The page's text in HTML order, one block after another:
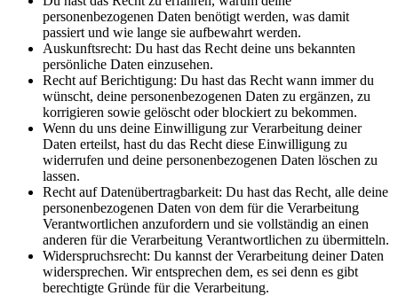
personenbezogenen Daten benötigt werden, was damit
passiert und wie lange sie aufbewahrt werden.
Auskunftsrecht: Du hast das Recht deine uns bekannten
persönliche Daten einzusehen.
Recht auf Berichtigung: Du hast das Recht wann immer du
wünscht, deine personenbezogenen Daten zu ergänzen, zu
korrigieren sowie gelöscht oder blockiert zu bekommen.
Wenn du uns deine Einwilligung zur Verarbeitung deiner
Daten erteilst, hast du das Recht diese Einwilligung zu
widerrufen und deine personenbezogenen Daten löschen zu
lassen.
Recht auf Datenübertragbarkeit: Du hast das Recht, alle deine
personenbezogenen Daten von dem für die Verarbeitung
Verantwortlichen anzufordern und sie vollständig an einen
anderen für die Verarbeitung Verantwortlichen zu übermitteln.
Widerspruchsrecht: Du kannst der Verarbeitung deiner Daten
widersprechen. Wir entsprechen dem, es sei denn es gibt
berechtigte Gründe für die Verarbeitung.